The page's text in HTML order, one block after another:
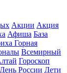
Акции Акция
Афиша База
Горная
Всемирный
Гороскоп
День России Дети